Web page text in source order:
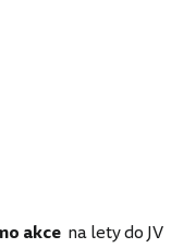
akce na lety do JV